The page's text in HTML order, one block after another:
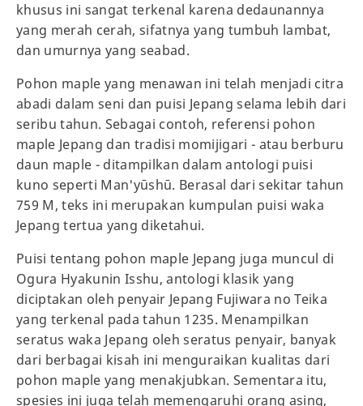
khusus ini sangat terkenal karena dedaunannya
yang merah cerah, sifatnya yang tumbuh lambat,
dan umurnya yang seabad.
Pohon maple yang menawan ini telah menjadi citra
abadi dalam seni dan puisi Jepang selama lebih dari
seribu tahun. Sebagai contoh, referensi pohon
maple Jepang dan tradisi momijigari - atau berburu
daun maple - ditampilkan dalam antologi puisi
kuno seperti Man'yūshū. Berasal dari sekitar tahun
759 M, teks ini merupakan kumpulan puisi waka
Jepang tertua yang diketahui.
Puisi tentang pohon maple Jepang juga muncul di
Ogura Hyakunin Isshu, antologi klasik yang
diciptakan oleh penyair Jepang Fujiwara no Teika
yang terkenal pada tahun 1235. Menampilkan
seratus waka Jepang oleh seratus penyair, banyak
dari berbagai kisah ini menguraikan kualitas dari
pohon maple yang menakjubkan. Sementara itu,
spesies ini juga telah memengaruhi orang asing,